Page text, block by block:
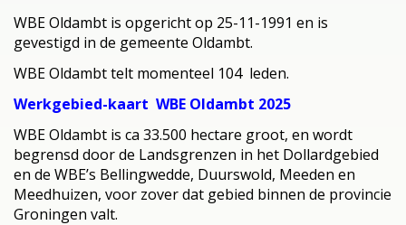
WBE Oldambt is opgericht op 25-11-1991 en is
gevestigd in de gemeente Oldambt.
WBE Oldambt telt momenteel 104 leden.
Werkgebied-kaart WBE Oldambt 2025
WBE Oldambt is ca 33.500 hectare groot, en wordt
begrensd door de Landsgrenzen in het Dollardgebied
en de WBE’s Bellingwedde, Duurswold, Meeden en
Meedhuizen, voor zover dat gebied binnen de provincie
Groningen valt.